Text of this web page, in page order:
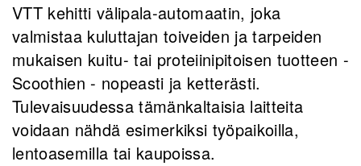
VTT kehitti välipala-automaatin, joka
valmistaa kuluttajan toiveiden ja tarpeiden
mukaisen kuitu- tai proteiinipitoisen tuotteen -
Scoothien - nopeasti ja ketterästi.
Tulevaisuudessa tämänkaltaisia laitteita
voidaan nähdä esimerkiksi työpaikoilla,
lentoasemilla tai kaupoissa.